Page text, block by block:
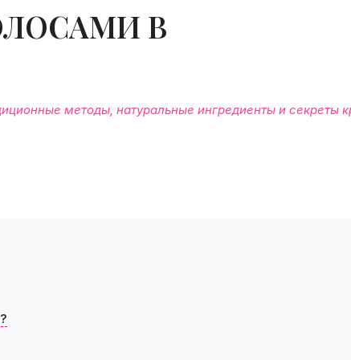
В
методы, натуральные ингредиенты и секреты